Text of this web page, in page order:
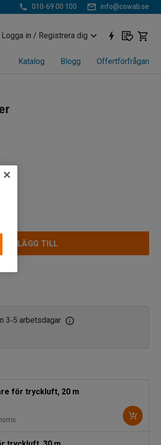
010-69 00 100 info@cowab.se
Logga in / Registrera dig
Katalog Blogg Offertförfrågan
LÄGG TILL
3‑5 arbetsdagar
för tryckluft, 20 m